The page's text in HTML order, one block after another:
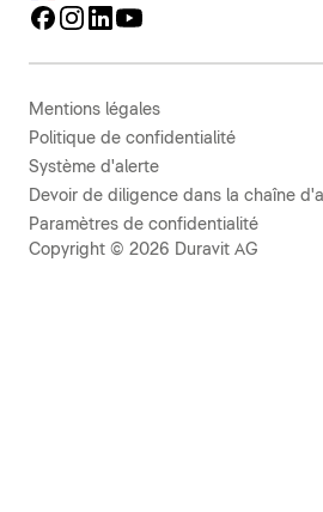
Mentions légales
Politique de confidentialité
Système d'alerte
Devoir de diligence dans la chaîne
Paramètres de confidentialité
Copyright © 2026 Duravit AG